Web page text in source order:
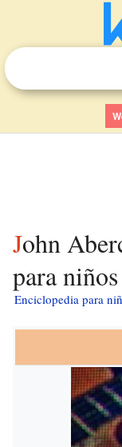
John Abercrombie (guitarrista)
para niños
Enciclopedia para